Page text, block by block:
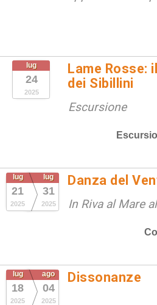
lug
24
2025
Lame Rosse:
dei Sibillini
Escursione
lug
21
2025
lug
31
2025
Danza del
In Riva al Mare
lug
18
2025
ago
04
2025
Dissonanze